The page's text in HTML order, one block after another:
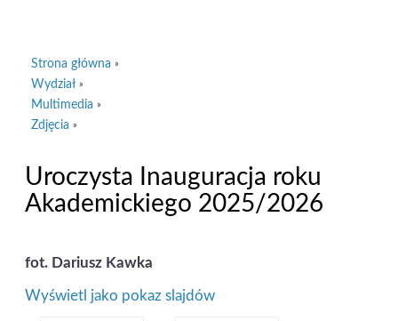
Strona główna »
Wydział »
Multimedia »
Zdjęcia »
Uroczysta Inauguracja roku
Akademickiego 2025/2026
fot. Dariusz Kawka
Wyświetl jako pokaz slajdów